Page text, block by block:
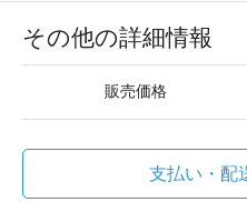
その他の詳細情報
販売価格
支払い・配